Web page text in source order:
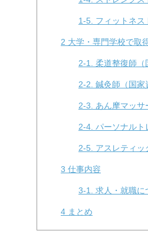
1-5. フィットネス
2 大学・専門学校で取
2-1. 柔道整復師（
2-2. 鍼灸師（国家
2-3. あん摩マッサ
2-4. パーソナルト
2-5. アスレティッ
3 仕事内容
3-1. 求人・就職に
4 まとめ